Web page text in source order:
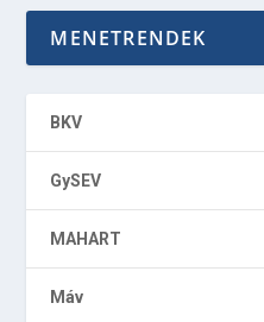
MENETRENDEK
BKV
GySEV
MAHART
Máv